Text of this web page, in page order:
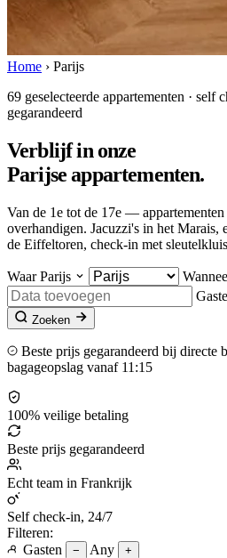
Home › Parijs
69 geselecteerde appartementen · self
gegarandeerd
Verblijf in onze
Parijse appartementen.
Van de 1e tot de 17e —
overhandigen. Jacuzzi's in het Marais,
de Eiffeltoren, check-in met
Waar Parijs
Zoeken
Beste prijs gegarandeerd bij directe
bagageopslag vanaf 11:15
100% veilige betaling
Beste prijs gegarandeerd
Echt team in Frankrijk
Self check-in, 24/7
Filteren:
Gasten
− Any +